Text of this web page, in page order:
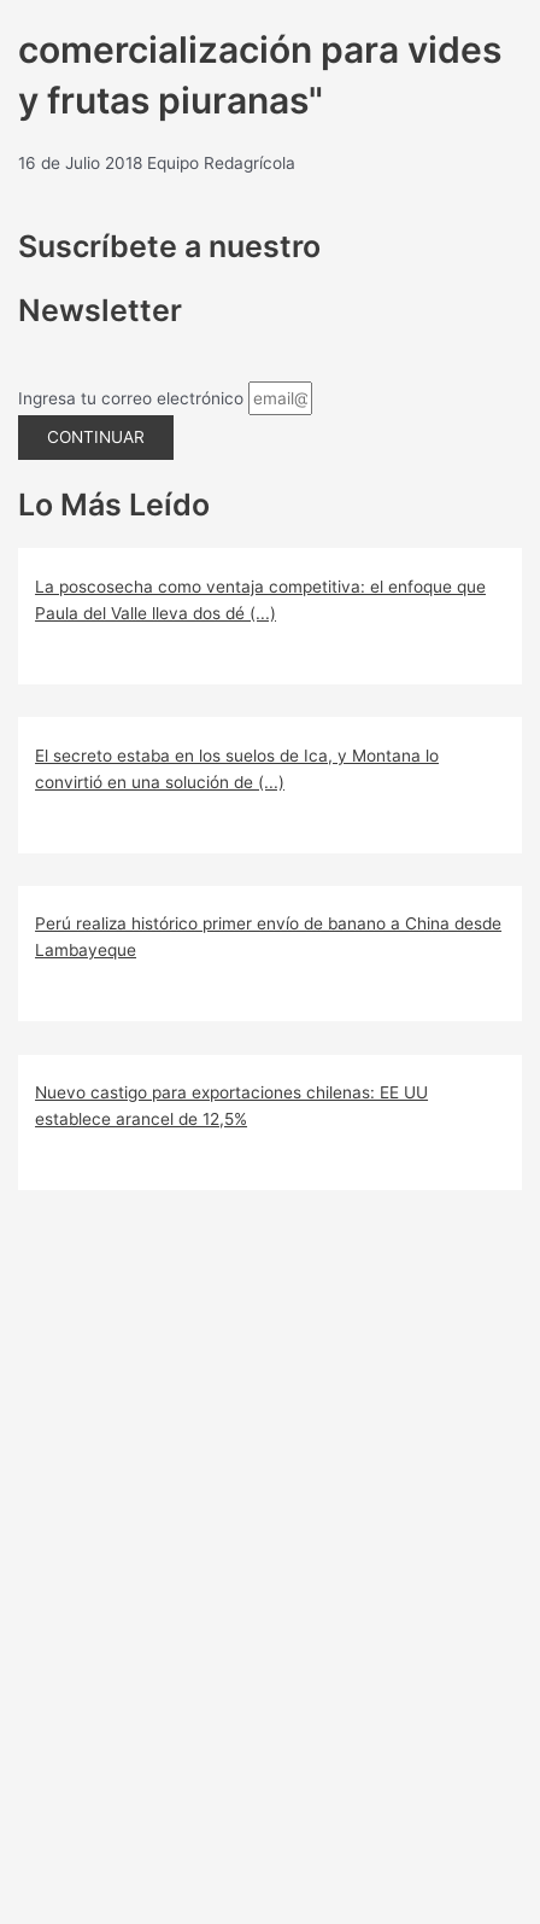
comercialización para vides
y frutas piuranas"
16 de Julio 2018 Equipo Redagrícola
Suscríbete a nuestro
Newsletter
Ingresa tu correo electrónico
CONTINUAR
Lo Más Leído
La poscosecha como ventaja competitiva: el enfoque que
Paula del Valle lleva dos dé (...)
El secreto estaba en los suelos de Ica, y Montana lo
convirtió en una solución de (...)
Perú realiza histórico primer envío de banano a China desde
Lambayeque
Nuevo castigo para exportaciones chilenas: EE UU
establece arancel de 12,5%